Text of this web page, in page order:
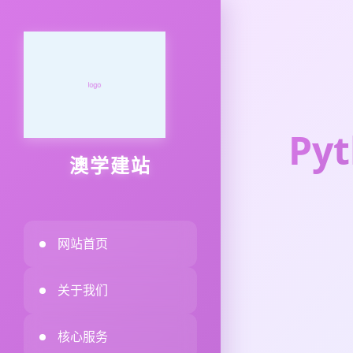
澳学建站
网站首页
关于我们
核心服务